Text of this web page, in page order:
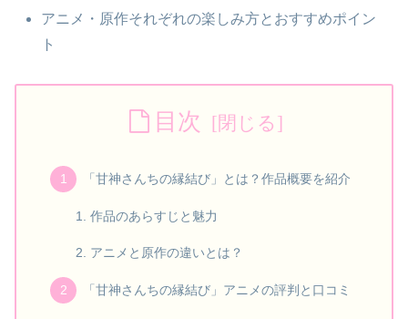
アニメ・原作それぞれの楽しみ方とおすすめポイン
ト
目次
「甘神さんちの縁結び」とは？作品概要を紹介
作品のあらすじと魅力
アニメと原作の違いとは？
「甘神さんちの縁結び」アニメの評判と口コミ